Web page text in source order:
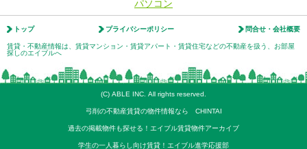
パソコン
トップ プライバシーポリシー 問合せ・会社概要
賃貸・不動産情報は、賃貸マンション・賃貸アパート・賃貸住宅などの不動産を扱う、お部屋
探しのエイブルへ
(C) ABLE INC. All rights reserved.
弓削の不動産賃貸の物件情報なら CHINTAI
過去の掲載物件も探せる！エイブル賃貸物件アーカイブ
学生の一人暮らし向け賃貸！エイブル進学応援部